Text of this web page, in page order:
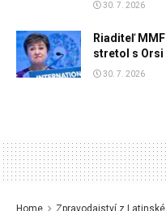
30. 7. 2026
Riaditeľ
stretol s
30. 7. 2026